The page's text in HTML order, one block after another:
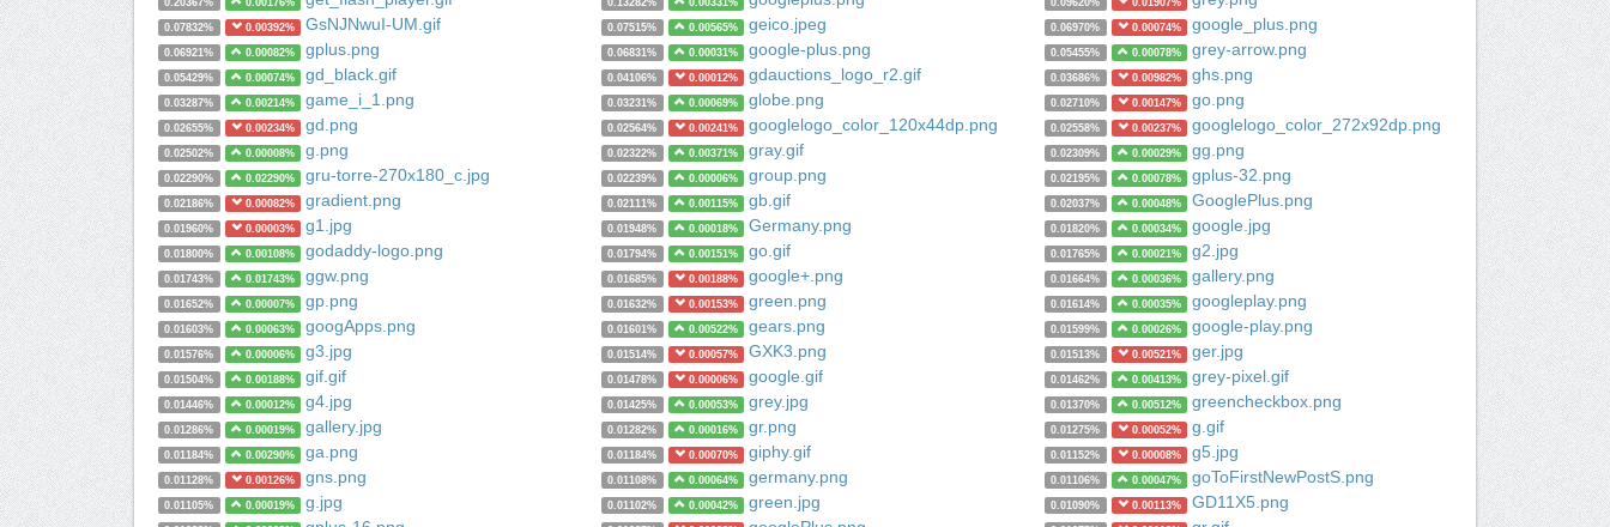
0.07832% 0.00392% GsNJNwuI-UM.gif 0.07515% 0.00565% geico.jpeg 0.06970% 0.00074% google_plus.png
0.06921% 0.00082% gplus.png 0.06831% 0.00031% google-plus.png 0.05455% 0.00078% grey-arrow.png
0.05429% 0.00074% gd_black.gif 0.04106% 0.00012% gdauctions_logo_r2.gif 0.03686% 0.00982% ghs.png
0.03287% 0.00214% game_i_1.png 0.03231% 0.00069% globe.png 0.02710% 0.00147% go.png
0.02655% 0.00234% gd.png 0.02564% 0.00241% googlelogo_color_120x44dp.png 0.02558% 0.00237% googlelogo_color_272x92dp.png
0.02502% 0.00008% g.png 0.02322% 0.00371% gray.gif 0.02309% 0.00029% gg.png
0.02290% 0.02290% gru-torre-270x180_c.jpg 0.02239% 0.00006% group.png 0.02195% 0.00078% gplus-32.png
0.02186% 0.00082% gradient.png 0.02111% 0.00115% gb.gif 0.02037% 0.00048% GooglePlus.png
0.01960% 0.00003% g1.jpg 0.01948% 0.00018% Germany.png 0.01820% 0.00034% google.jpg
0.01800% 0.00108% godaddy-logo.png 0.01794% 0.00151% go.gif 0.01765% 0.00021% g2.jpg
0.01743% 0.01743% ggw.png 0.01685% 0.00188% google+.png 0.01664% 0.00036% gallery.png
0.01652% 0.00007% gp.png 0.01632% 0.00153% green.png 0.01614% 0.00035% googleplay.png
0.01603% 0.00063% googApps.png 0.01601% 0.00522% gears.png 0.01599% 0.00026% google-play.png
0.01576% 0.00006% g3.jpg 0.01514% 0.00057% GXK3.png 0.01513% 0.00521% ger.jpg
0.01504% 0.00188% gif.gif 0.01478% 0.00006% google.gif 0.01462% 0.00413% grey-pixel.gif
0.01446% 0.00012% g4.jpg 0.01425% 0.00053% grey.jpg 0.01370% 0.00512% greencheckbox.png
0.01286% 0.00019% gallery.jpg 0.01282% 0.00016% gr.png 0.01275% 0.00052% g.gif
0.01184% 0.00290% ga.png 0.01184% 0.00070% giphy.gif 0.01152% 0.00008% g5.jpg
0.01128% 0.00126% gns.png 0.01108% 0.00064% germany.png 0.01106% 0.00047% goToFirstNewPostS.png
0.01105% 0.00019% g.jpg 0.01102% 0.00042% green.jpg 0.01090% 0.00113% GD11X5.png